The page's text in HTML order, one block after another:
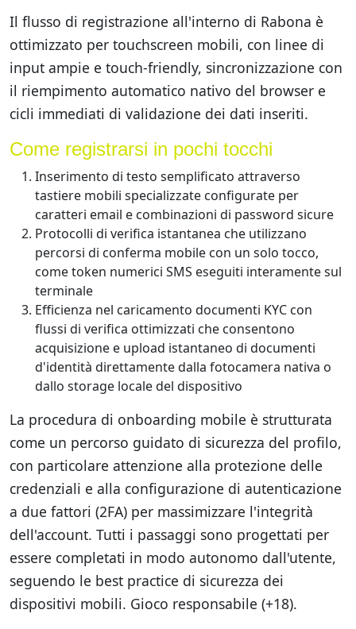
Il flusso di registrazione all'interno di Rabona è
ottimizzato per touchscreen mobili, con linee di
input ampie e touch-friendly, sincronizzazione con
il riempimento automatico nativo del browser e
cicli immediati di validazione dei dati inseriti.
Come registrarsi in pochi tocchi
Inserimento di testo semplificato attraverso
tastiere mobili specializzate configurate per
caratteri email e combinazioni di password sicure
Protocolli di verifica istantanea che utilizzano
percorsi di conferma mobile con un solo tocco,
come token numerici SMS eseguiti interamente sul
terminale
Efficienza nel caricamento documenti KYC con
flussi di verifica ottimizzati che consentono
acquisizione e upload istantaneo di documenti
d'identità direttamente dalla fotocamera nativa o
dallo storage locale del dispositivo
La procedura di onboarding mobile è strutturata
come un percorso guidato di sicurezza del profilo,
con particolare attenzione alla protezione delle
credenziali e alla configurazione di autenticazione
a due fattori (2FA) per massimizzare l'integrità
dell'account. Tutti i passaggi sono progettati per
essere completati in modo autonomo dall'utente,
seguendo le best practice di sicurezza dei
dispositivi mobili. Gioco responsabile (+18).